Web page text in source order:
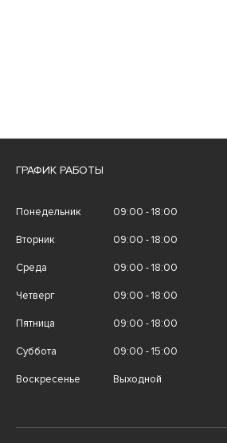
ГРАФИК РАБОТЫ
Понедельник 09:00 - 18:00
Вторник 09:00 - 18:00
Среда 09:00 - 18:00
Четверг 09:00 - 18:00
Пятница 09:00 - 18:00
Суббота 09:00 - 15:00
Воскресенье Выходной